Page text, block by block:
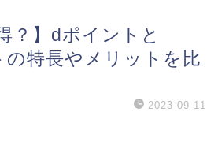
？】dポイントと
の特長やメリットを比
2023-09-11